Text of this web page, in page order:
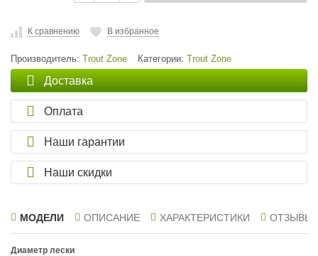
К сравнению В избранное
Производитель: Trout Zone Категории: Trout Zone
Доставка
Оплата
Наши гарантии
Наши скидки
МОДЕЛИ ОПИСАНИЕ ХАРАКТЕРИСТИКИ ОТЗЫВЫ
Диаметр лески